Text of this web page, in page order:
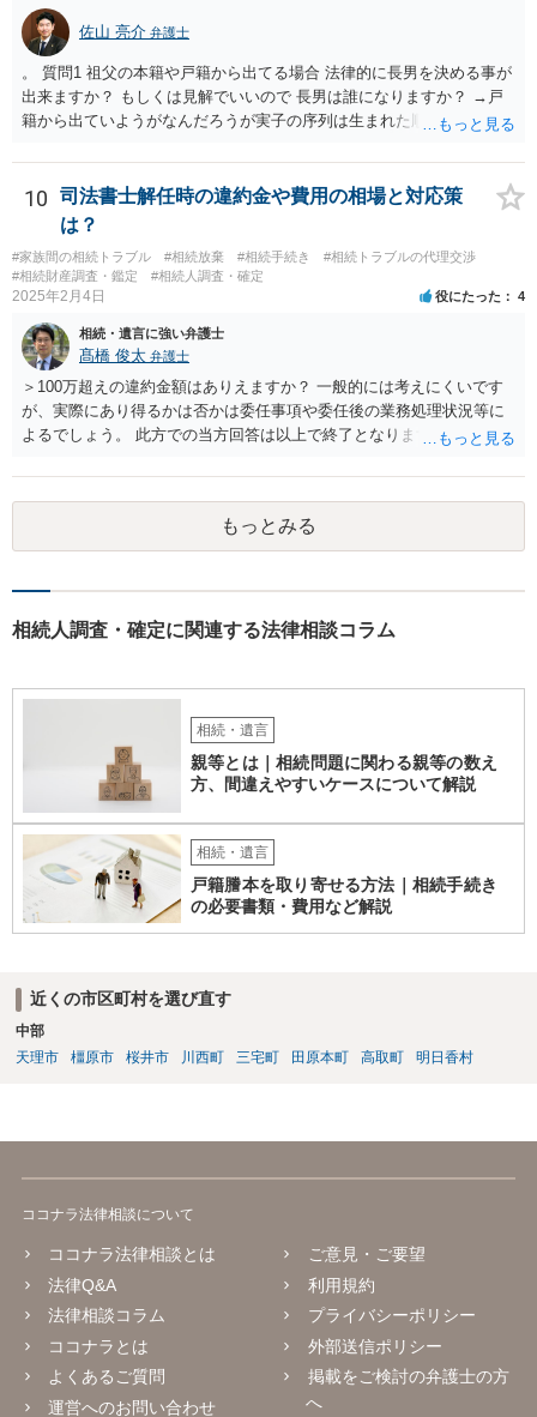
（ご本人同士で行っても構いませんし，弁護士に相談することもよろ
しいと思います。） ことになります。
佐山 亮介 弁護士
。 質問1 祖父の本籍や戸籍から出てる場合 法律的に長男を決める事が
出来ますか？ もしくは見解でいいので 長男は誰になりますか？ →戸
籍から出ていようがなんだろうが実子の序列は生まれた順ですから、
書が腹違いの長男に向けてある場合 書かれてる内容が最優先にされる
のですか？ →遺書というのが、法律上の遺言の形式を守っている限り
はそのとおりです。 質問3 父が腹違いの長男に法律的に優位になれそ
うな事はありますか？ →遺言が有効な場合、優位に立つことはできま
せんが、お祖父様が認知症であるなどの「遺言が作れないはずの事
情」があるならば①遺言無効確認の訴えを起こすのは一つの手です。
問4 相続トラブルの代理交渉は可能でしょうか。 →一般論としては可
能ですが、お伺いする内容ですとお祖父様が亡くなられた後に動くこ
とになるでしょう。
10
司法書士解任時の違約金や費用の相場と対応策
は？
#家族間の相続トラブル #相続放棄 #相続手続き
#相続トラブルの代理交渉
#相続財産調査・鑑定
#相続人調査・確定
2025年2月4日 役にたった 4
相続・遺言に強い弁護士
髙橋 俊太 弁護士
＞100万超えの違約金額はありえますか？ 一般的には考えにくいです
が、実際にあり得るかは否かは委任事項や委任後の業務処理状況等に
よるでしょう。 此方での当方回答は以上で終了となりますが、参考に
もっとみる
相続人調査・確定に関連する法律相談コラム
相続・遺言
親等とは｜相続問題に関わる親等の数え
方、間違えやすいケースについて解説
相続・遺言
戸籍謄本を取り寄せる方法｜相続手続き
の必要書類・費用など解説
近くの市区町村を選び直す
中部
天理市
橿原市 桜井市 川西町 三宅町 田原本町 高取町 明日香村
ココナラ法律相談について
ココナラ法律相談とは
法律Q&A
法律相談コラム
ココナラとは
よくあるご質問
運営へのお問い合わせ
ご意見・ご要望
利用規約
プライバシーポリシー
外部送信ポリシー
掲載をご検討の弁護士の方
へ